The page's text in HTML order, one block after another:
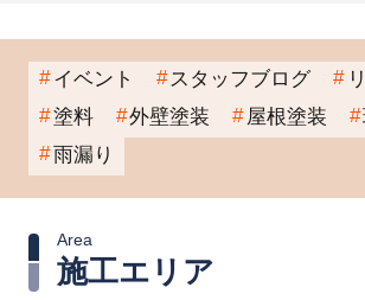
イベント スタッフブログ
塗料
外壁塗装 屋根塗装
雨漏り
施工エリア
Area